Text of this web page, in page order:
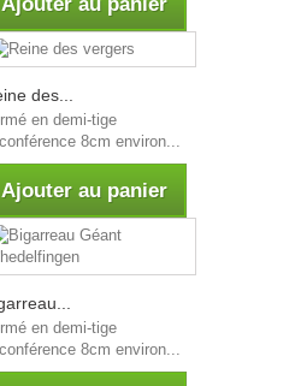
des...
en demi-tige
8cm environ...
Ajouter au panier
en demi-tige
8cm environ...